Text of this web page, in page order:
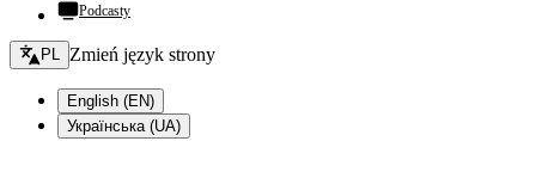
Podcasty
Zmień język - bieżący:
PL Zmień język strony
English (EN)
Українська (UA)